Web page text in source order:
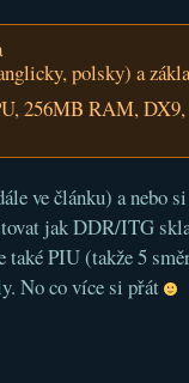
polsky) a
256MB RAM,
ve článku) a nebo
jak DDR/ITG
PIU (takže 5
No co více si přát